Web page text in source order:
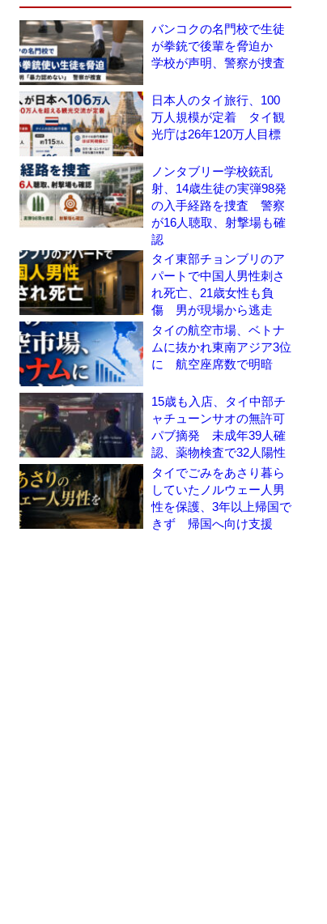
バンコクの名門校で生徒
が拳銃で後輩を脅迫か
学校が声明、警察が捜査
日本人のタイ旅行、100
万人規模が定着 タイ観
光庁は26年120万人目標
ノンタブリー学校銃乱
射、14歳生徒の実弾98発
の入手経路を捜査 警察
が16人聴取、射撃場も確
認
タイ東部チョンブリのア
パートで中国人男性刺さ
れ死亡、21歳女性も負
傷 男が現場から逃走
タイの航空市場、ベトナ
ムに抜かれ東南アジア3位
に 航空座席数で明暗
15歳も入店、タイ中部チ
ャチューンサオの無許可
パブ摘発 未成年39人確
認、薬物検査で32人陽性
タイでごみをあさり暮ら
していたノルウェー人男
性を保護、3年以上帰国で
きず 帰国へ向け支援